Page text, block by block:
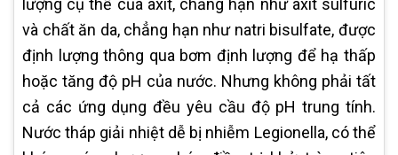
lượng cụ thể của axit, chẳng hạn như axit sulfuric
và chất ăn da, chẳng hạn như natri bisulfate, được
định lượng thông qua bơm định lượng để hạ thấp
hoặc tăng độ pH của nước. Nhưng không phải tất
cả các ứng dụng đều yêu cầu độ pH trung tính.
Nước tháp giải nhiệt dễ bị nhiễm Legionella, có thể